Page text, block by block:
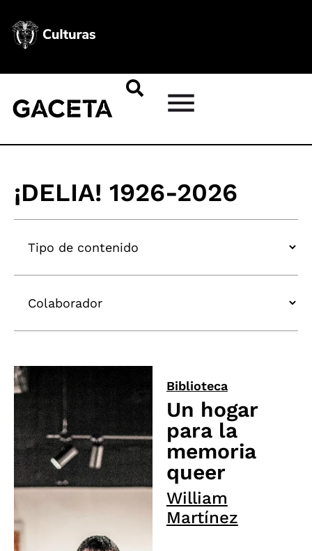
¡DELIA! 1926-2026
Biblioteca
Un hogar
para la
memoria
queer
William
Martínez